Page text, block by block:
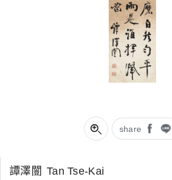
share
譚澤闓 Tan Tse-Kai